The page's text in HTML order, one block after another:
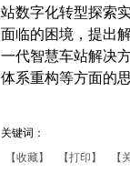
站数字化转型探索
面临的困境，提出
一代智慧车站解决
体系重构等方面的
关键词：
【收藏】
【打印】 【